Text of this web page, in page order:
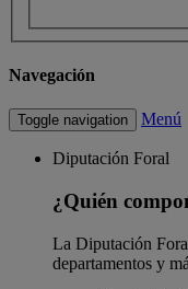
Navegación
Toggle navigation Menú
Diputación Foral
¿Quién
La Diputación
departamentos y